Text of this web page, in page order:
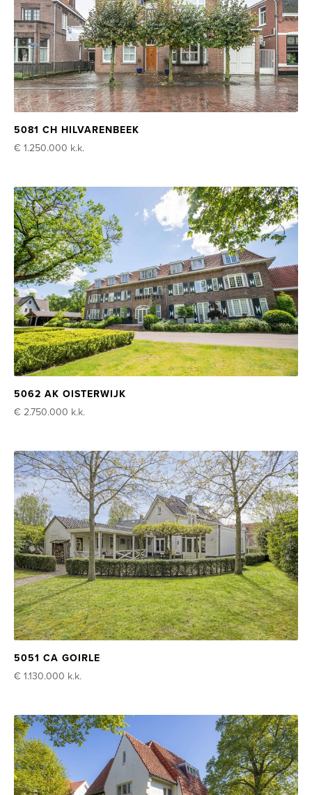
5081 CH HILVARENBEEK
€ 1.250.000 k.k.
5062 AK OISTERWIJK
€ 2.750.000 k.k.
5051 CA GOIRLE
€ 1.130.000 k.k.